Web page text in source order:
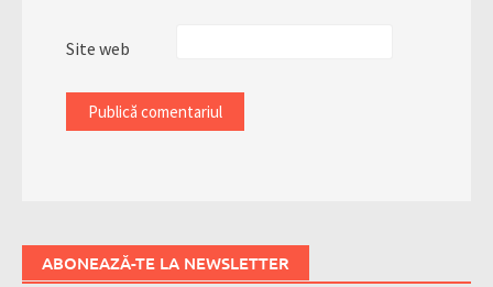
Site web
ABONEAZĂ-TE LA NEWSLETTER